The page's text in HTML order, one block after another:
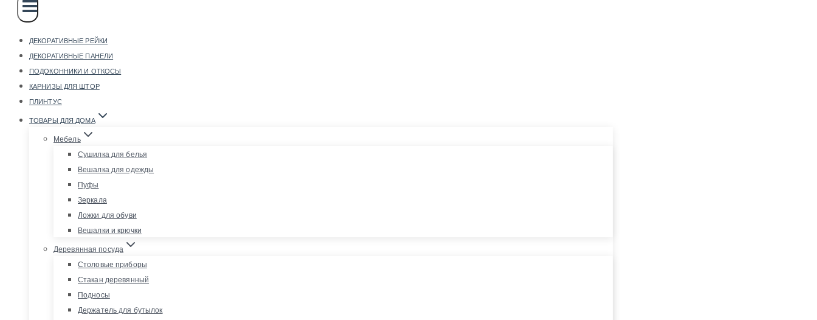
ДЕКОРАТИВНЫЕ РЕЙКИ
ДЕКОРАТИВНЫЕ ПАНЕЛИ
ПОДОКОННИКИ И ОТКОСЫ
КАРНИЗЫ ДЛЯ ШТОР
ПЛИНТУС
ТОВАРЫ ДЛЯ ДОМА
Мебель
Сушилка для белья
Вешалка для одежды
Пуфы
Зеркала
Ложки для обуви
Вешалки и крючки
Деревянная посуда
Столовые приборы
Стакан деревянный
Подносы
Держатель для бутылок